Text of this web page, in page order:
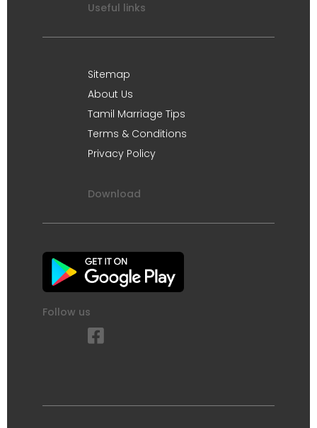
Useful links
Sitemap
About Us
Tamil Marriage Tips
Terms & Conditions
Privacy Policy
Download
Follow us